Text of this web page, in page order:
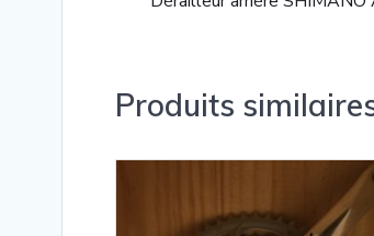
Produits